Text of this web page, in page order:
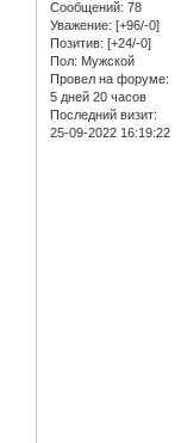
Сообщений: 78
Уважение: [+96/-0]
Позитив: [+24/-0]
Пол: Мужской
Провел на форуме:
5 дней 20 часов
Последний визит:
25-09-2022 16:19:22